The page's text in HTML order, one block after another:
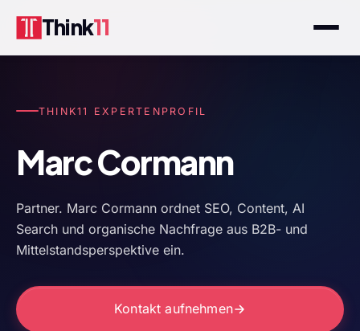
Think11
THINK11 EXPERTENPROFIL
Marc Cormann
Partner. Marc Cormann ordnet SEO, Content, AI
Search und organische Nachfrage aus B2B- und
Mittelstandsperspektive ein.
Kontakt aufnehmen